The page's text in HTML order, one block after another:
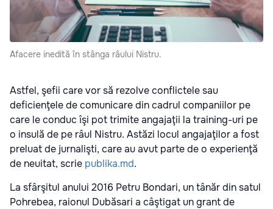
Afacere inedită în stânga râului Nistru.
Astfel, şefii care vor să rezolve conflictele sau
deficienţele de comunicare din cadrul companiilor pe
care le conduc îşi pot trimite angajaţii la training-uri pe
o insulă de pe râul Nistru. Astăzi locul angajaţilor a fost
preluat de jurnalişti, care au avut parte de o experienţă
de neuitat, scrie publika.md.
La sfârşitul anului 2016 Petru Bondari, un tânăr din satul
Pohrebea, raionul Dubăsari a câştigat un grant de